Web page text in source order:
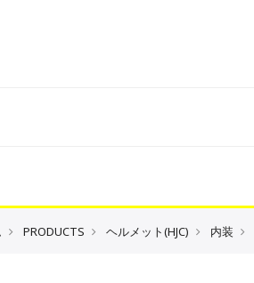
PRODUCTS ヘルメット(HJC) 内装